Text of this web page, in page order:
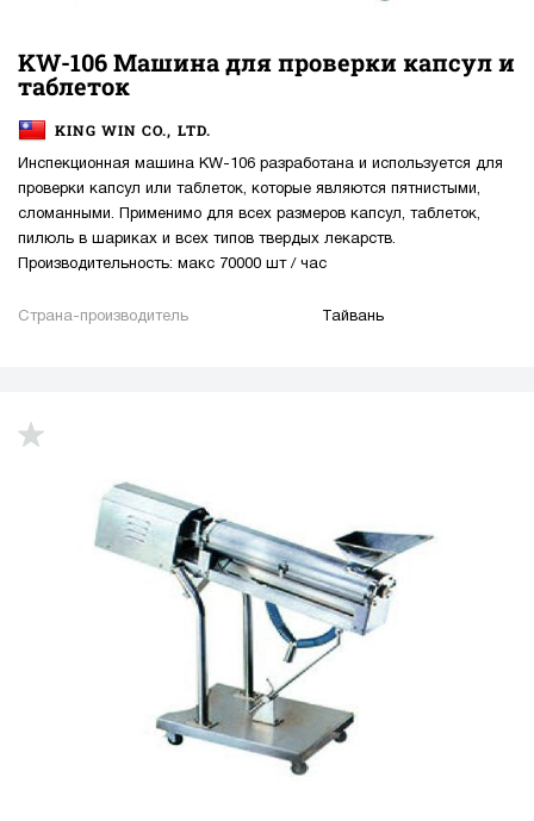
KW-106 Машина для проверки капсул и
таблеток
KING WIN CO., LTD.
Инспекционная машина KW-106 разработана и используется для
проверки капсул или таблеток, которые являются пятнистыми,
сломанными. Применимо для всех размеров капсул, таблеток,
пилюль в шариках и всех типов твердых лекарств.
Производительность: макс 70000 шт / час
Страна-производитель Тайвань